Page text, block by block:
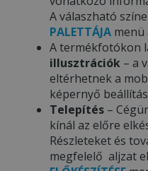
A válaszható
PALETTÁJA menü
A termékfotókon
illusztrációk – a
eltérhetnek a
képernyő
Telepítés –
kínál az előre
Részleteket és
megfelelő aljzat